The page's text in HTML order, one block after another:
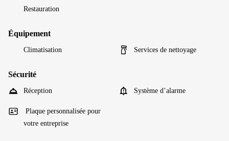
Restauration
Équipement
Climatisation Services de nettoyage
Sécurité
Réception Système d’alarme
Plaque personnalisée pour
votre entreprise